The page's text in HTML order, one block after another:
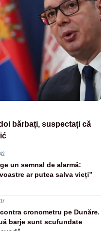
bărbați, suspectați că
un semnal de alarmă:
ar putea salva vieți”
cronometru pe Dunăre.
barje sunt scufundate